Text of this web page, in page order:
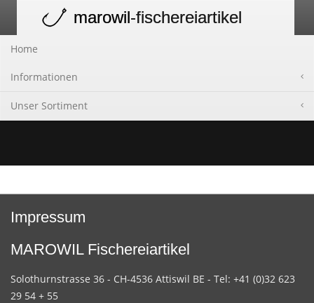
navigation
marowil-fischereiartikel
Home
Informationen
Unser Sortiment
Impressum
MAROWIL Fischereiartikel
Solothurnstrasse 36 - CH-4536 Attiswil BE - Tel: +41 (0)32 623
29 54 + 55